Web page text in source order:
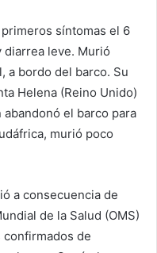
síntomas el 6
leve. Murió
a bordo del barco. Su
Helena (Reino Unido)
el barco para
murió poco
a consecuencia de
de la Salud (OMS)
de